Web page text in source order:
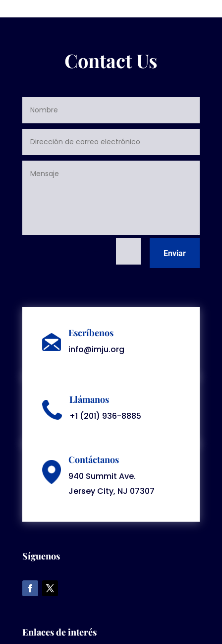
Contact Us
Enviar
Escríbenos
info@imju.org
Llámanos
+1 (201) 936-8885
Contáctanos
940 Summit Ave.
Jersey City, NJ 07307
Síguenos
Enlaces de interés